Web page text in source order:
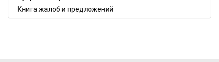
Книга жалоб и предложений